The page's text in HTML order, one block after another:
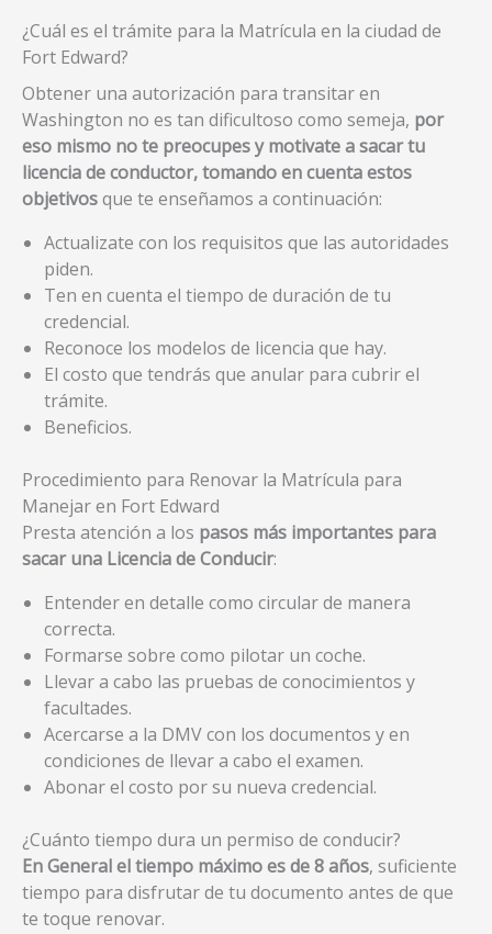
¿Cuál es el trámite para la Matrícula en la ciudad de
Fort Edward?
Obtener una autorización para transitar en
Washington no es tan dificultoso como semeja, por
eso mismo no te preocupes y motivate a sacar tu
licencia de conductor, tomando en cuenta estos
objetivosque te enseñamos a continuación:
Actualizate con los requisitos que las autoridades
piden.
Ten en cuenta el tiempo de duración de tu
credencial.
Reconoce los modelos de licencia que hay.
El costo que tendrás que anular para cubrir el
trámite.
Beneficios.
Procedimiento para Renovar la Matrícula para
Manejar en Fort Edward
Presta atención a los pasos más importantes para
sacar una Licencia de Conducir:
Entender en detalle como circular de manera
correcta.
Formarse sobre como pilotar un coche.
Llevar a cabo las pruebas de conocimientos y
facultades.
Acercarse a la DMV con los documentos y en
condiciones de llevar a cabo el examen.
Abonar el costo por su nueva credencial.
¿Cuánto tiempo dura un permiso de conducir?
En General el tiempo máximo es de 8 años, suficiente
tiempo para disfrutar de tu documento antes de que
te toque renovar.